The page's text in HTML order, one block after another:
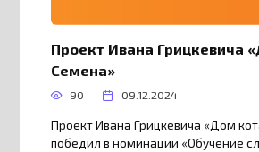
Проект Ивана Грицкевича
Семена»
90 09.12.2024
Проект Ивана Грицкевича «Дом
победил в номинации «Обучение